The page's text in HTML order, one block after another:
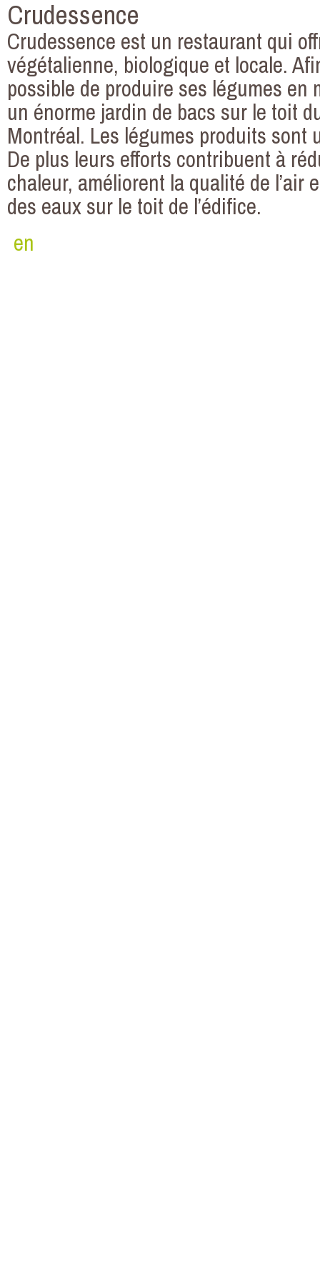
Crudessence
Crudessence est un restaurant qui
végétalienne, biologique et locale.
possible de produire ses légumes
un énorme jardin de bacs sur le toit
Montréal. Les légumes produits
De plus leurs efforts contribuent à
chaleur, améliorent la qualité de l’air
des eaux sur le toit de l’édifice.
en